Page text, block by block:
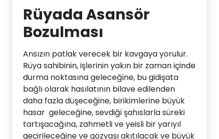
Rüyada Asansör
Bozulması
Ansızın patlak verecek bir kavgaya yorulur.
Rüya sahibinin, işlerinin yakın bir zaman içinde
durma noktasına geleceğine, bu gidişata
bağlı olarak hasılatının bilave edilenden
daha fazla düşeceğine, birikimlerine büyük
hasar geleceğine, sevdiği şahıslarla süreki
tartışacağına, zahmetli ve yeisli bir yarıyıl
geçirileceğine ve gözyaşı akıtılacak ve büyük